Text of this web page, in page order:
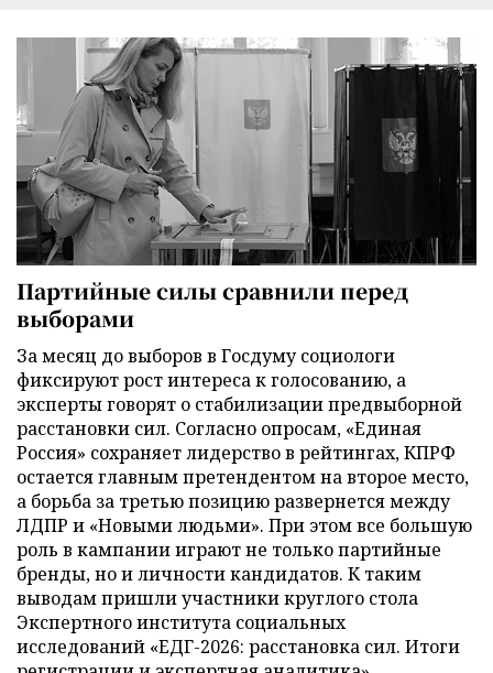
Партийные силы сравнили перед
выборами
За месяц до выборов в Госдуму социологи
фиксируют рост интереса к голосованию, а
эксперты говорят о стабилизации предвыборной
расстановки сил. Согласно опросам, «Единая
Россия» сохраняет лидерство в рейтингах, КПРФ
остается главным претендентом на второе место,
а борьба за третью позицию развернется между
ЛДПР и «Новыми людьми». При этом все большую
роль в кампании играют не только партийные
бренды, но и личности кандидатов. К таким
выводам пришли участники круглого стола
Экспертного института социальных
исследований «ЕДГ-2026: расстановка сил. Итоги